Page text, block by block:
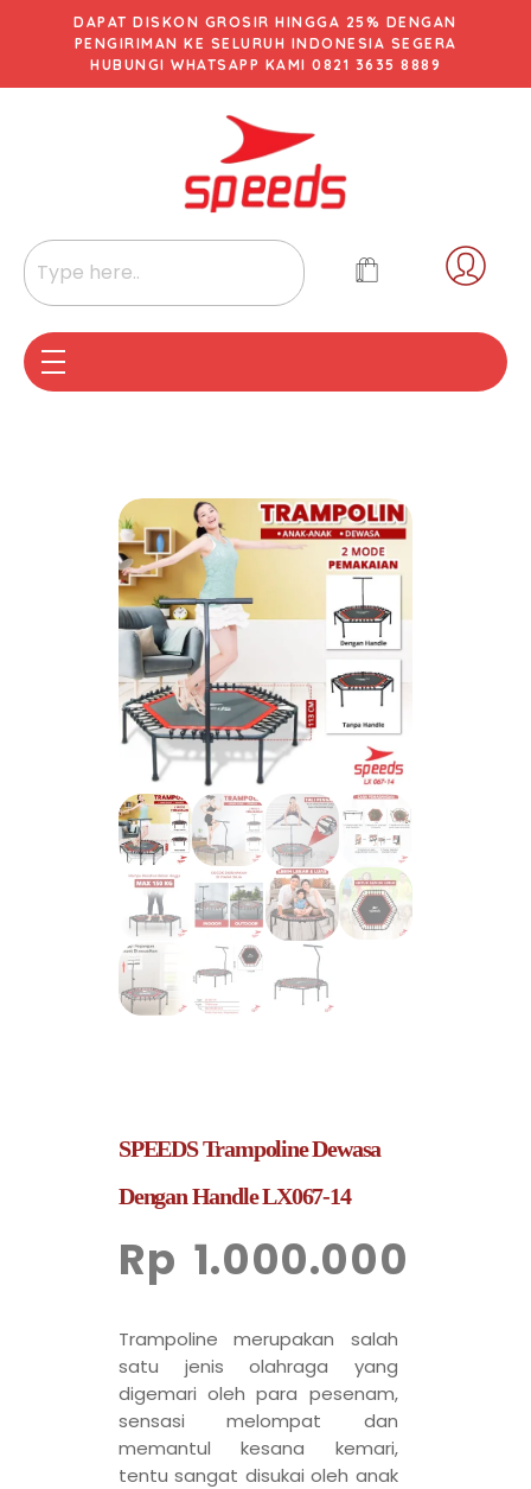
DAPAT DISKON GROSIR HINGGA 25% DENGAN
PENGIRIMAN KE SELURUH INDONESIA SEGERA
HUBUNGI WHATSAPP KAMI 0821 3635 8889
SPEEDS Trampoline Dewasa
Dengan Handle LX067-14
Rp 1.000.000
Trampoline merupakan salah
satu jenis olahraga yang
digemari oleh para pesenam,
sensasi melompat dan
memantul kesana kemari,
tentu sangat disukai oleh anak